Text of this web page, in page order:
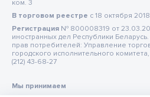
ком. 3
В торговом реестре c 18 октября
Регистрация № 800008319 от
иностранных дел Республики
прав потребителей: Управление
городского исполнительного
(212) 43-68-27
Мы принимаем